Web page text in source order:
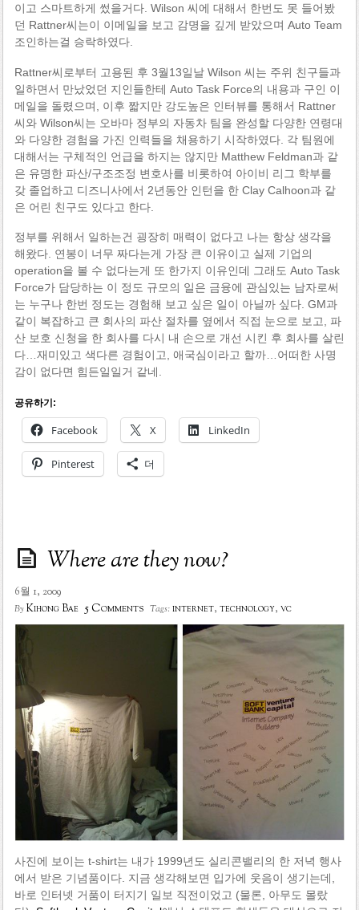
이고 스마트하게 썼을거다. Wilson 씨에 대해서 한번도 못 들어봤
던 Rattner씨는이 이메일을 보고 감명을 깊게 받았으며 Auto Team
조인하는걸 승락하였다.
Rattner씨로부터 고용된 후 3월13일날 Wilson 씨는 주위 친구들과
일하면서 만났었던 지인들한테 Auto Task Force의 내용과 구인 이
메일을 돌렸으며, 이후 짧지만 강도높은 인터뷰를 통해서 Rattner
씨와 Wilson씨는 오바마 정부의 자동차 팀을 완성할 다양한 연령대
와 다양한 경험을 가진 인력들을 채용하기 시작하였다. 각 팀원에
대해서는 구체적인 언급을 하지는 않지만 Matthew Feldman과 같
은 유명한 파산/구조조정 변호사를 비롯하여 아이비 리그 학부를
갖 졸업하고 디즈니사에서 2년동안 인턴을 한 Clay Calhoon과 같
은 어린 친구도 있다고 한다.
정부를 위해서 일하는건 굉장히 매력이 없다고 나는 항상 생각을
해왔다. 연봉이 너무 짜다는게 가장 큰 이유이고 실제 기업의
operation을 볼 수 없다는게 또 한가지 이유인데 그래도 Auto Task
Force가 담당하는 이 정도 규모의 일은 금융에 관심있는 남자로써
는 누구나 한번 정도는 경험해 보고 싶은 일이 아닐까 싶다. GM과
같이 복잡하고 큰 회사의 파산 절차를 옆에서 직접 눈으로 보고, 파
산 보호 신청을 한 회사를 다시 내 손으로 개선 시킨 후 회사를 살린
다…재미있고 색다른 경험이고, 애국심이라고 할까…어떠한 사명
감이 없다면 힘든일일거 같네.
공유하기:
Facebook X LinkedIn
Pinterest 더
Where are they now?
6월 1, 2009
ByKihong Bae 5 Comments Tags:internet, technology, vc
사진에 보이는 t-shirt는 내가 1999년도 실리콘밸리의 한 저녁 행사
에서 받은 기념품이다. 지금 생각해보면 입가에 웃음이 생기는데,
바로 인터넷 거품이 터지기 일보 직전이었고 (물론, 아무도 몰랐